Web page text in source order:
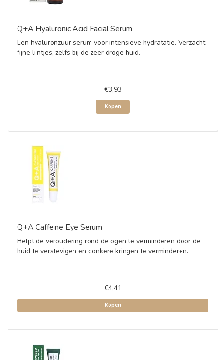
Q+A Hyaluronic Acid Facial Serum
Een hyaluronzuur serum voor intensieve hydratatie. Verzacht
fijne lijntjes, zelfs bij de zeer droge huid.
€3,93
Kopen
Q+A Caffeine Eye Serum
Helpt de veroudering rond de ogen te verminderen door de
huid te verstevigen en donkere kringen te verminderen.
€4,41
Kopen